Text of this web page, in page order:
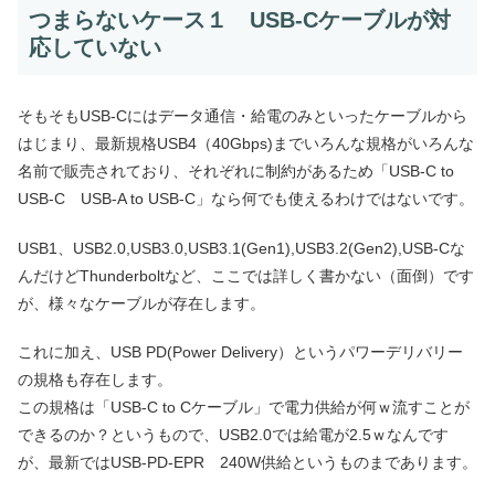
つまらないケース１ USB-Cケーブルが対
応していない
そもそもUSB-Cにはデータ通信・給電のみといったケーブルから
はじまり、最新規格USB4（40Gbps)までいろんな規格がいろんな
名前で販売されており、それぞれに制約があるため「USB-C to
USB-C USB-A to USB-C」なら何でも使えるわけではないです。
USB1、USB2.0,USB3.0,USB3.1(Gen1),USB3.2(Gen2),USB-Cな
んだけどThunderboltなど、ここでは詳しく書かない（面倒）です
が、様々なケーブルが存在します。
これに加え、USB PD(Power Delivery）というパワーデリバリー
の規格も存在します。
この規格は「USB-C to Cケーブル」で電力供給が何ｗ流すことが
できるのか？というもので、USB2.0では給電が2.5ｗなんです
が、最新ではUSB-PD-EPR 240W供給というものまであります。